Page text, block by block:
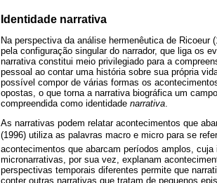
Identidade narrativa
Na perspectiva da análise hermenêutica de
pela configuração singular do narrador, que liga os
narrativa constitui meio privilegiado para a
pessoal ao contar uma história sobre sua própria
possível compor de várias formas os
opostas, o que torna a narrativa biográfica um
compreendida como identidade narrativa
As narrativas podem relatar acontecimentos que
(1996) utiliza as palavras macro e micro para se
acontecimentos que abarcam períodos amplos,
micronarrativas, por sua vez, explanam
perspectivas temporais diferentes permite que
conter outras narrativas que tratam de pequenos